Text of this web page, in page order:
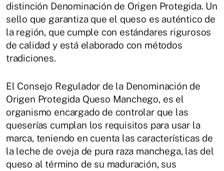
distinción Denominación de Origen Protegida. Un
sello que garantiza que el queso es auténtico de
la región, que cumple con estándares rigurosos
de calidad y está elaborado con métodos
tradiciones.
El Consejo Regulador de la Denominación de
Origen Protegida Queso Manchego, es el
organismo encargado de controlar que las
queserías cumplan los requisitos para usar la
marca, teniendo en cuenta las características de
la leche de oveja de pura raza manchega, las del
queso al término de su maduración, sus